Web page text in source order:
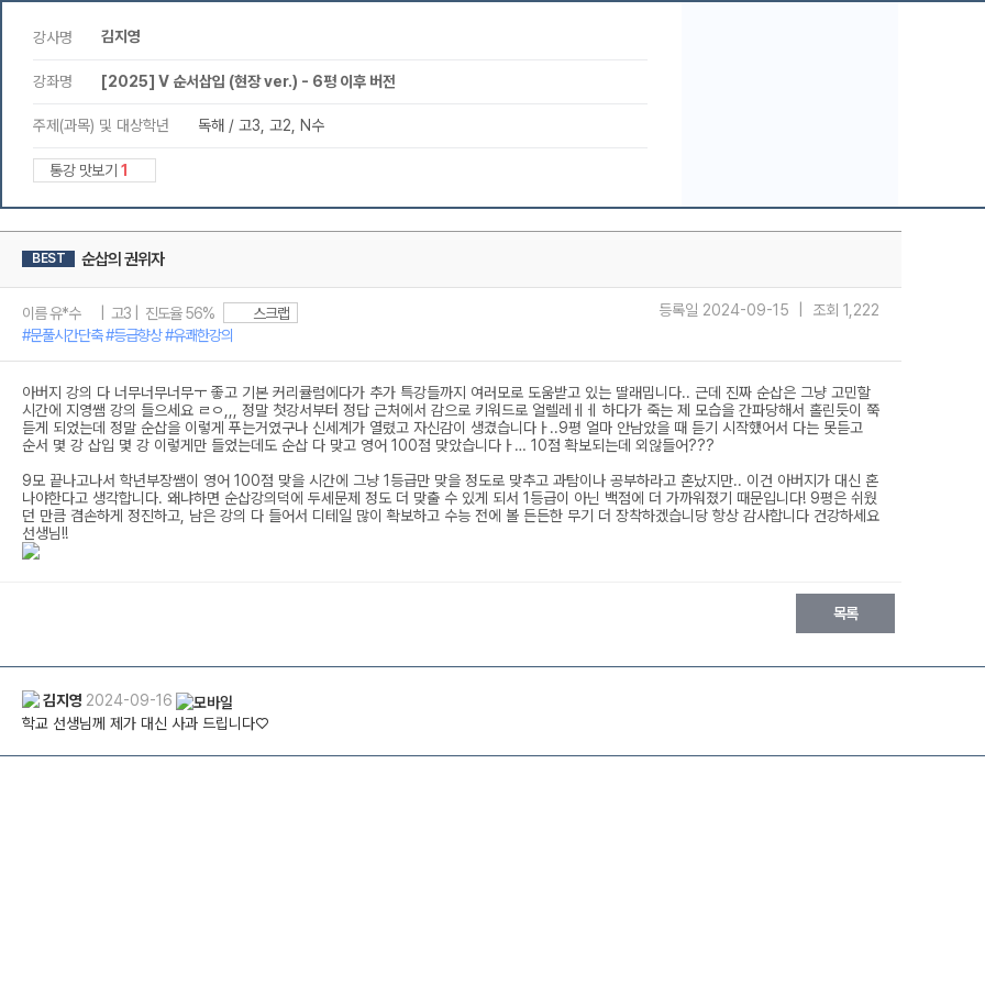
강사명 김지영
강좌명 [2025] V 순서삽입 (현장 ver.) - 6평 이후 버전
주제(과목) 및 대상학년 독해 / 고3, 고2, N수
통강 맛보기 1
BEST 순삽의 권위자
이름 유*수 | 고3 | 진도율 56%
스크랩
#문풀시간단축 #등급향상 #유쾌한강의
등록일 2024-09-15 | 조회 1,222
아버지 강의 다 너무너무너무ㅜ 좋고 기본 커리큘럼에다가 추가 특강들까지 여러모로 도움받고 있는 딸래밉니다.. 근데 진짜 순삽은 그냥 고민할
시간에 지영쌤 강의 들으세요 ㄹㅇ,,, 정말 첫강서부터 정답 근처에서 감으로 키워드로 얼렐레ㅔㅔ 하다가 죽는 제 모습을 간파당해서 홀린듯이 쭉
듣게 되었는데 정말 순삽을 이렇게 푸는거였구나 신세계가 열렸고 자신감이 생겼습니다ㅏ..9평 얼마 안남았을 때 듣기 시작했어서 다는 못듣고
순서 몇 강 삽입 몇 강 이렇게만 들었는데도 순삽 다 맞고 영어 100점 맞았습니다ㅏ… 10점 확보되는데 외않들어???
9모 끝나고나서 학년부장쌤이 영어 100점 맞을 시간에 그냥 1등급만 맞을 정도로 맞추고 과탐이나 공부하라고 혼났지만.. 이건 아버지가 대신 혼
나야한다고 생각합니다. 왜냐하면 순삽강의덕에 두세문제 정도 더 맞출 수 있게 되서 1등급이 아닌 백점에 더 가까워졌기 때문입니다! 9평은 쉬웠
던 만큼 겸손하게 정진하고, 남은 강의 다 들어서 디테일 많이 확보하고 수능 전에 볼 든든한 무기 더 장착하겠습니당 항상 감사합니다 건강하세요
선생님!!
목록
김지영 2024-09-16
학교 선생님께 제가 대신 사과 드립니다♡